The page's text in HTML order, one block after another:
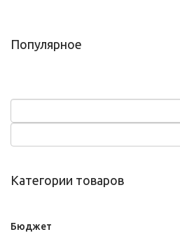
Популярное
Категории товаров
Бюджет